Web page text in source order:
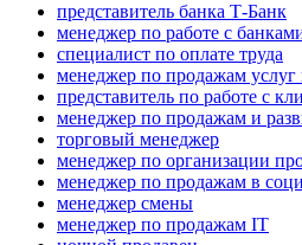
представитель банка Т-Банк
менеджер по работе с
специалист по оплате труда
менеджер по продажам услуг
представитель по работе с
менеджер по продажам и
торговый менеджер
менеджер по организации
менеджер по продажам в
менеджер смены
менеджер по продажам IT